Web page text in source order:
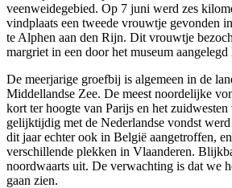
veenweidegebied. Op 7 juni werd zes
vindplaats een tweede vrouwtje gevonden
te Alphen aan den Rijn. Dit vrouwtje
margriet in een door het museum
De meerjarige groefbij is algemeen in de
Middellandse Zee. De meest noordelijke
kort ter hoogte van Parijs en het
gelijktijdig met de Nederlandse vondst
dit jaar echter ook in België aangetroffen,
verschillende plekken in Vlaanderen.
noordwaarts uit. De verwachting is dat we
gaan zien.